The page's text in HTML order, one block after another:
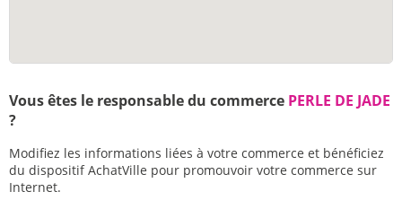
Vous êtes le responsable du commerce PERLE DE JADE
?
Modifiez les informations liées à votre commerce et bénéficiez
du dispositif AchatVille pour promouvoir votre commerce sur
Internet.